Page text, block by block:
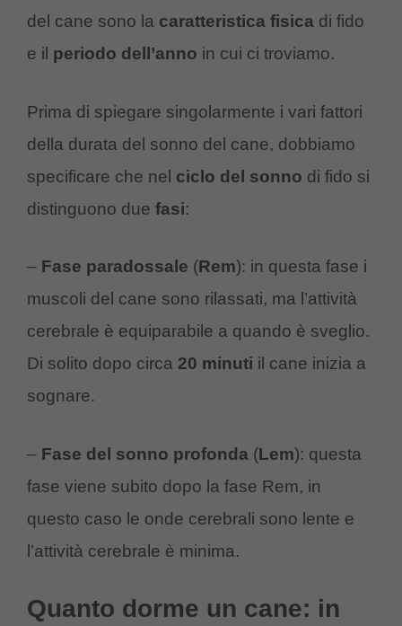
del cane sono la caratteristica fisica di fido
e il periodo dell’anno in cui ci troviamo.
Prima di spiegare singolarmente i vari fattori
della durata del sonno del cane, dobbiamo
specificare che nel ciclo del sonno di fido si
distinguono due fasi:
– Fase paradossale (Rem): in questa fase i
muscoli del cane sono rilassati, ma l’attività
cerebrale è equiparabile a quando è sveglio.
Di solito dopo circa 20 minuti il cane inizia a
sognare.
– Fase del sonno profonda (Lem): questa
fase viene subito dopo la fase Rem, in
questo caso le onde cerebrali sono lente e
l’attività cerebrale è minima.
Quanto dorme un cane: in